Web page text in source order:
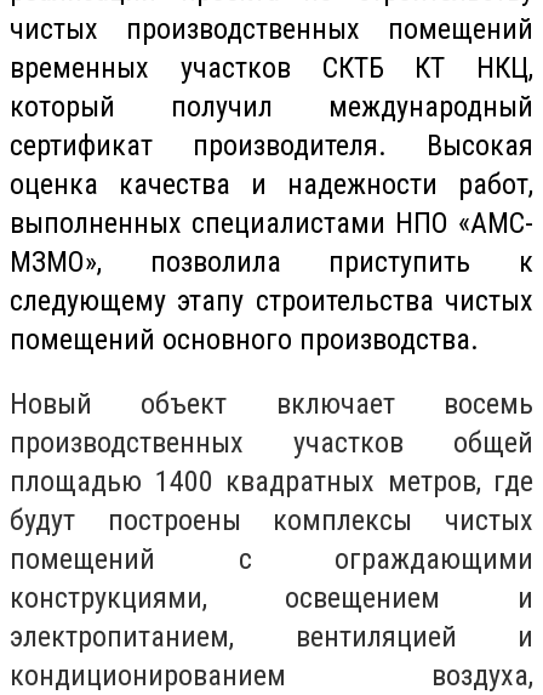
чистых производственных помещений
временных участков СКТБ КТ НКЦ,
который получил международный
сертификат производителя. Высокая
оценка качества и надежности работ,
выполненных специалистами НПО «АМС-
МЗМО», позволила приступить к
следующему этапу строительства чистых
помещений основного производства.
Новый объект включает восемь
производственных участков общей
площадью 1400 квадратных метров, где
будут построены комплексы чистых
помещений с ограждающими
конструкциями, освещением и
электропитанием, вентиляцией и
кондиционированием воздуха,